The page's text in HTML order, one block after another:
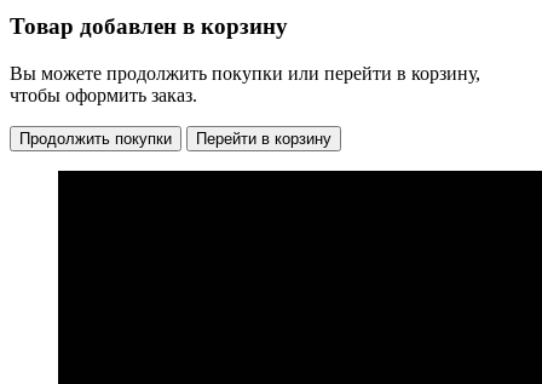
Товар добавлен в корзину
Вы можете продолжить покупки или перейти в корзину,
чтобы оформить заказ.
Продолжить покупки Перейти в корзину